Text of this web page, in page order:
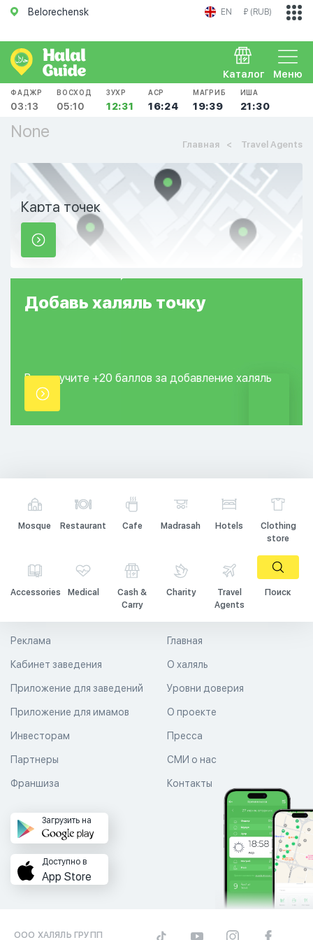
Belorechensk EN ₽ (RUB)
Меню
Каталог
ФАДЖР
03:13
ВОСХОД
05:10
ЗУХР
12:31
АСР
16:24
МАГРИБ
19:39
ИША
21:30
None
Главная Travel Agents
Карта точек
Добавь халяль точку
Вы получите +20 баллов за добавление халяль
точки.
Mosque Restaurant Cafe Madrasah Hotels
Clothing
store
Accessories Medical
Cash &
Carry
Charity
Travel
Agents
Поиск
Главная
О халяль
Уровни доверия
Реклама
Кабинет заведения
Приложение для заведений
Приложение для имамов О проекте
Пресса
СМИ о нас
Контакты
Инвесторам
Партнеры
Франшиза
Загрузить на
Доступно в
App Store
ООО ХАЛЯЛЬ ГРУПП